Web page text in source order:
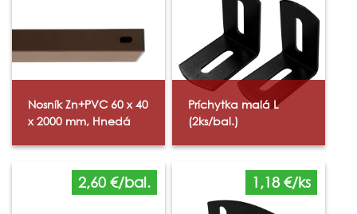
Nosník Zn+PVC 60 x 40
x 2000 mm, Hnedá
Príchytka malá L
(2ks/bal.)
2,60 €/bal. 1,18 €/ks